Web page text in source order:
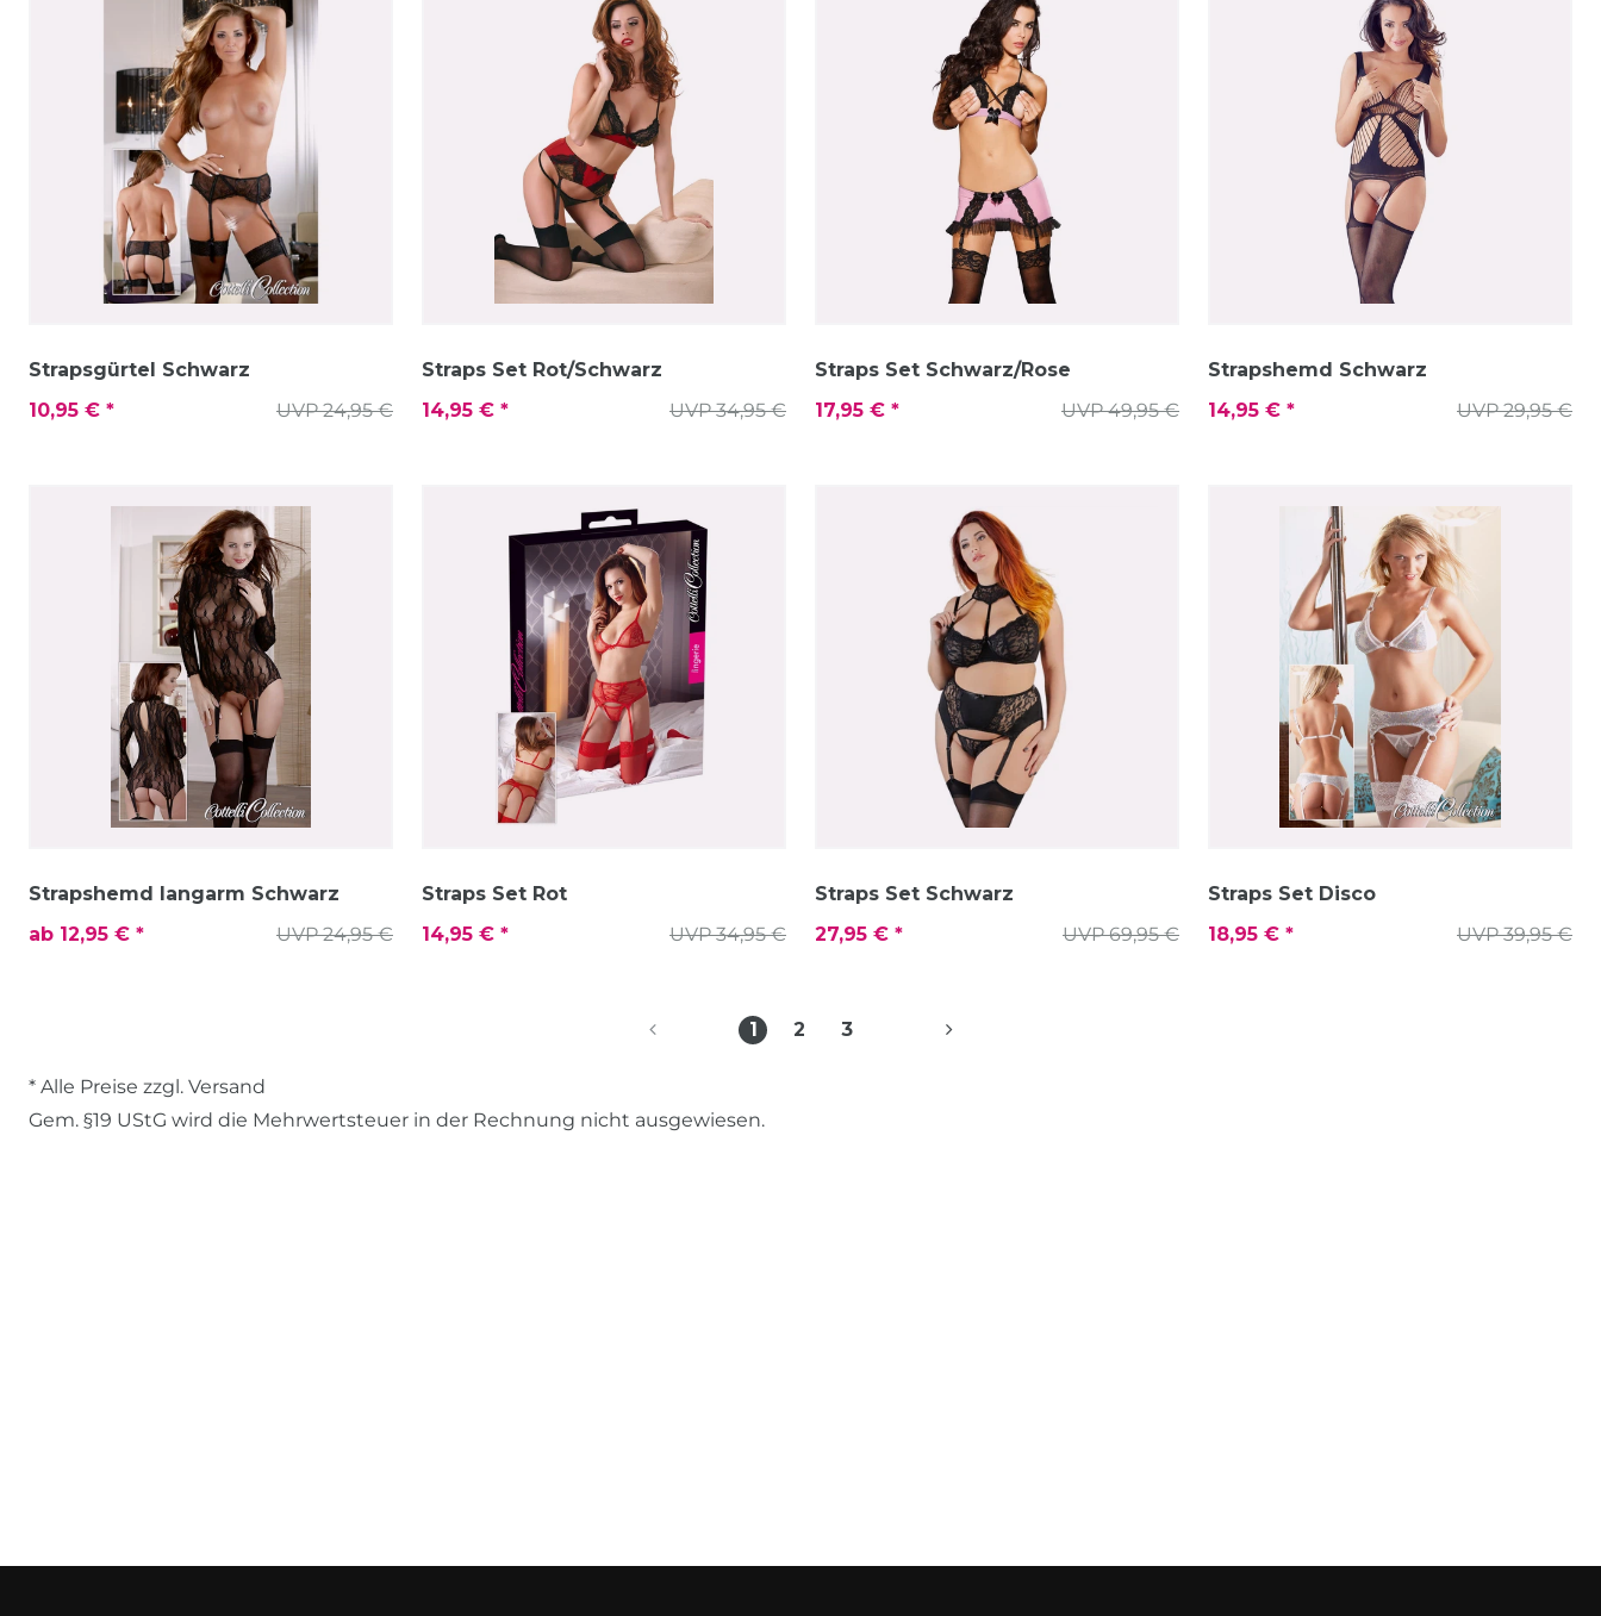
Strapsgürtel Schwarz
UVP 24,95 €
10,95 € *
Straps Set Rot/Schwarz
UVP 34,95 €
14,95 € *
Straps Set Schwarz/Rose
UVP 49,95 €
17,95 € *
Strapshemd Schwarz
UVP 29,95 €
14,95 € *
Strapshemd langarm Schwarz
UVP 24,95 €
ab 12,95 € *
Straps Set Rot
UVP 34,95 €
14,95 € *
Straps Set Schwarz
UVP 69,95 €
27,95 € *
Straps Set Disco
UVP 39,95 €
18,95 € *
1 2 3
* Alle Preise zzgl. Versand
Gem. §19 UStG wird die Mehrwertsteuer in der Rechnung nicht ausgewiesen.